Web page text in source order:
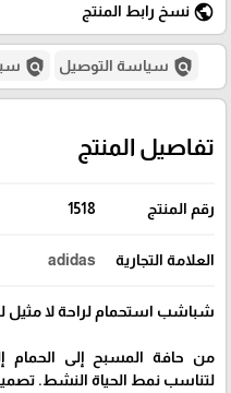
public نسخ رابط المنتج
policy سياسة التوصيل policy
تفاصيل المنتج
رقم المنتج 1518
العلامة التجارية adidas
شباشب استحمام لراحة لا مثيل
من حافة المسبح إلى الحمام
لتناسب نمط الحياة النشط.